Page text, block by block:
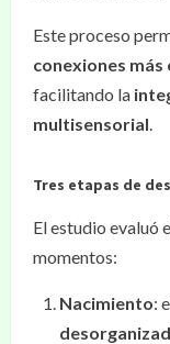
Este proceso
conexiones más
facilitando la
multisensorial.
Tres etapas de
El estudio evaluó
momentos:
Nacimiento: